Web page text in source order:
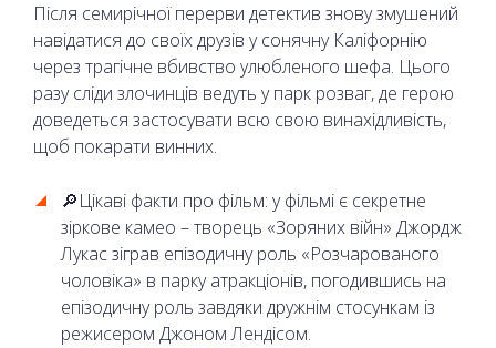
Після семирічної перерви детектив знову змушений
навідатися до своїх друзів у сонячну Каліфорнію
через трагічне вбивство улюбленого шефа. Цього
разу сліди злочинців ведуть у парк розваг, де герою
доведеться застосувати всю свою винахідливість,
щоб покарати винних.
🔎Цікаві факти про фільм: у фільмі є секретне
зіркове камео – творець «Зоряних війн» Джордж
Лукас зіграв епізодичну роль «Розчарованого
чоловіка» в парку атракціонів, погодившись на
епізодичну роль завдяки дружнім стосункам із
режисером Джоном Лендісом.